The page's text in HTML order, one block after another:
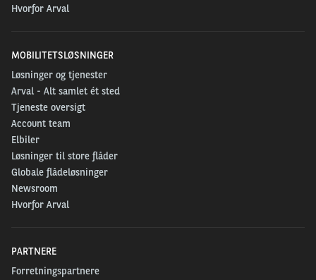
Hvorfor Arval
MOBILITETSLØSNINGER
Løsninger og tjenester
Arval - Alt samlet ét sted
Tjeneste oversigt
Account team
Elbiler
Løsninger til store flåder
Globale flådeløsninger
Newsroom
Hvorfor Arval
PARTNERE
Forretningspartnere